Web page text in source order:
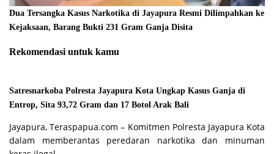
Dua Tersangka Kasus Narkotika di Jayapura Resmi Dilimpahkan ke
Kejaksaan, Barang Bukti 231 Gram Ganja Disita
Rekomendasi untuk kamu
Satresnarkoba Polresta Jayapura Kota Ungkap Kasus Ganja di
Entrop, Sita 93,72 Gram dan 17 Botol Arak Bali
Jayapura, Teraspapua.com – Komitmen Polresta Jayapura Kota
dalam memberantas peredaran narkotika dan minuman